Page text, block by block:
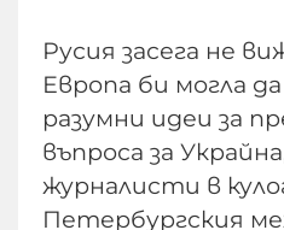
Русия засега не
Европа би могла
разумни идеи за
въпроса за
журналисти в
Петербургския